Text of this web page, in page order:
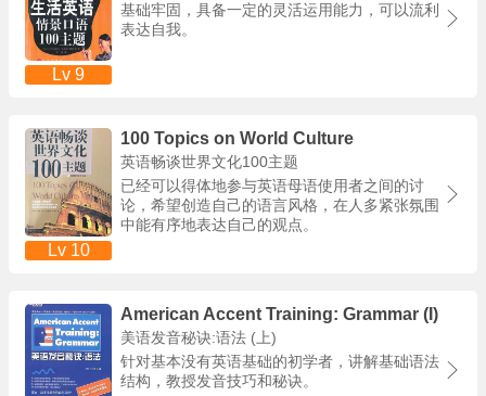
Lv 9
基础牢固，具备一定的灵活运用能力，可以流利
表达自我。
Lv 10
100 Topics on World Culture
英语畅谈世界文化100主题
已经可以得体地参与英语母语使用者之间的讨
论，希望创造自己的语言风格，在人多紧张氛围
中能有序地表达自己的观点。
American Accent Training: Grammar (I)
美语发音秘诀:语法 (上)
针对基本没有英语基础的初学者，讲解基础语法
结构，教授发音技巧和秘诀。